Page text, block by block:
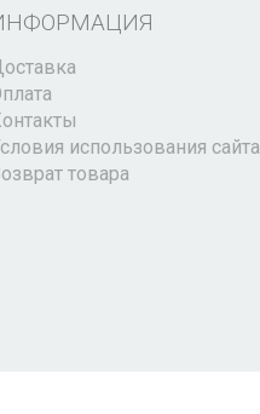
использования сайта
товара